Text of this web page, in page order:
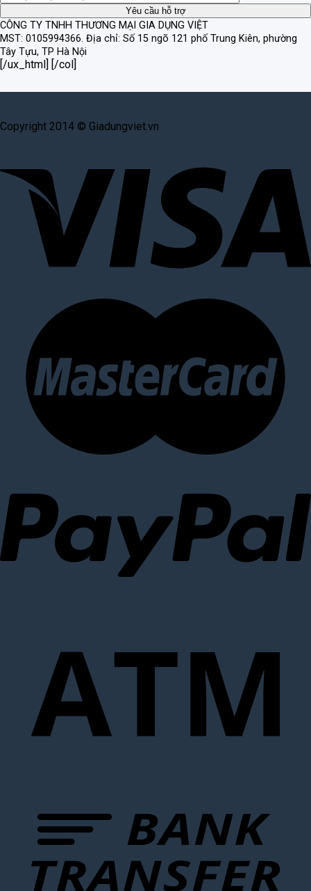
CÔNG TY TNHH THƯƠNG MẠI GIA DỤNG VIỆT
MST: 0105994366. Địa chỉ: Số 15 ngõ 121 phố Trung Kiên, phường
Tây Tựu, TP Hà Nội
[/ux_html] [/col]
Copyright 2014 © Giadungviet.vn